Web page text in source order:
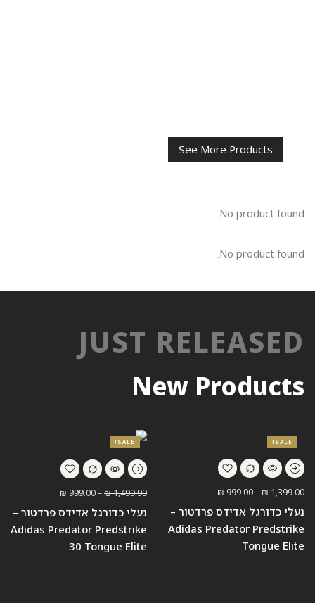
See More Products
No product found.
No product found.
JUST RELEASED
New Products
SALE!
₪1,399.00
–
₪ 999.00
נעלי כדורגל אדידס פרדטור –
Adidas Predator Predstrike
Tongue Elite
SALE!
₪1,499.99
–
₪ 999.00
נעלי כדורגל אדידס פרדטור –
Adidas Predator Predstrike
30 Tongue Elite